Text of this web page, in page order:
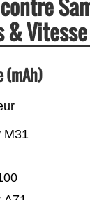
&
(mAh)
M31